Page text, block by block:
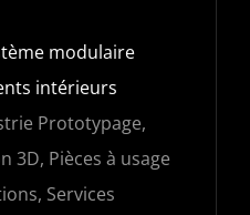
modulaire
intérieurs
Prototypage,
3D, Pièces à usage
Services